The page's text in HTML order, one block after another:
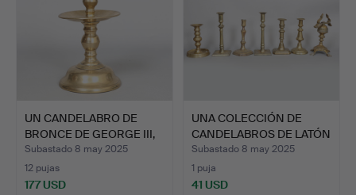
UN CANDELABRO DE
BRONCE DE GEORGE III,
ING…
Subastado 8 may 2025
12 pujas
177 USD
UNA COLECCIÓN DE
CANDELABROS DE LATÓN
DE L…
Subastado 8 may 2025
1 puja
41 USD